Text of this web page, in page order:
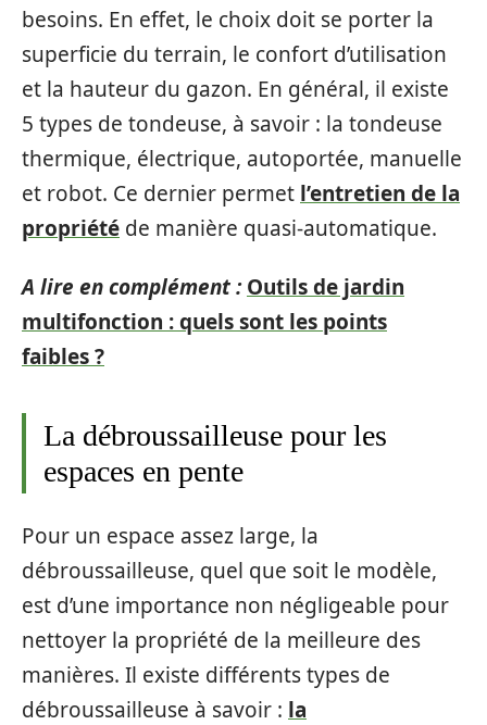
besoins. En effet, le choix doit se porter la
superficie du terrain, le confort d’utilisation
et la hauteur du gazon. En général, il existe
5 types de tondeuse, à savoir : la tondeuse
thermique, électrique, autoportée, manuelle
et robot. Ce dernier permet l’entretien de la
propriété de manière quasi-automatique.
A lire en complément : Outils de jardin
multifonction : quels sont les points
faibles ?
La débroussailleuse pour les
espaces en pente
Pour un espace assez large, la
débroussailleuse, quel que soit le modèle,
est d’une importance non négligeable pour
nettoyer la propriété de la meilleure des
manières. Il existe différents types de
débroussailleuse à savoir : la